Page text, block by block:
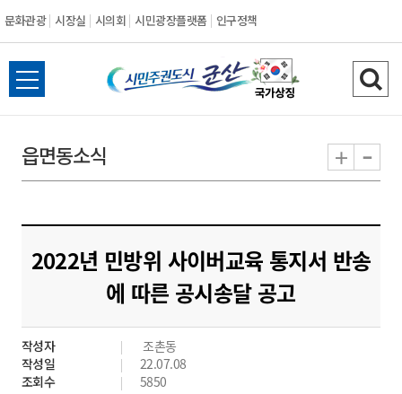
문화관광 시장실 시의회 시민광장플랫폼 인구정책
시
민
도
시
군
산
전
체
뉴
열
검
색
기
읍면동소식 + -
2022년 민방위 사이버교육 통지서 반송
에 따른 공시송달 공고
작성자
조촌동
작성일
22.07.08
조회수
5850